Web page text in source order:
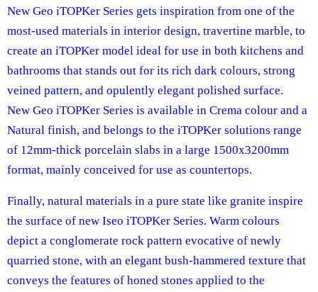
New Geo iTOPKer Series gets inspiration from one of the
most-used materials in interior design, travertine marble, to
create an iTOPKer model ideal for use in both kitchens and
bathrooms that stands out for its rich dark colours, strong
veined pattern, and opulently elegant polished surface.
New Geo iTOPKer Series is available in Crema colour and a
Natural finish, and belongs to the iTOPKer solutions range
of 12mm-thick porcelain slabs in a large 1500x3200mm
format, mainly conceived for use as countertops.
Finally, natural materials in a pure state like granite inspire
the surface of new Iseo iTOPKer Series. Warm colours
depict a conglomerate rock pattern evocative of newly
quarried stone, with an elegant bush-hammered texture that
conveys the features of honed stones applied to the